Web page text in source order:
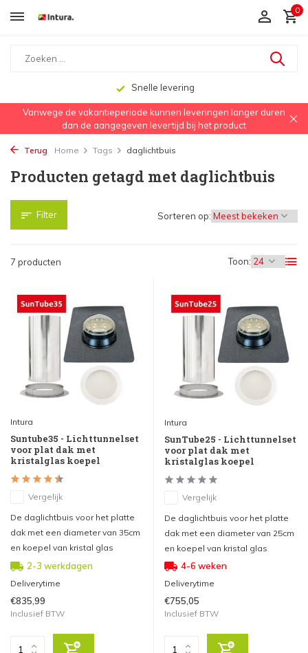
0
Snelle levering
Vanwege de vakantieperiode kunnen leveringen langer duren
dan de aangegeven levertijd bij het product
Terug Home Tags daglichtbuis
Producten getagd met daglichtbuis
Filter
7 producten Toon:
Sorteren op:
Intura
Suntube35 - Lichttunnelset
voor plat dak met
kristalglas koepel
Vergelijk
De daglichtbuis voor het platte
dak met een diameter van 35cm
en koepel van kristal glas
2-3 werkdagen
Deliverytime
€835,99
Inclusief BTW
Intura
SunTube25 - Lichttunnelset
voor plat dak met
kristalglas koepel
Vergelijk
De daglichtbuis voor het platte
dak met een diameter van 25cm
en koepel van kristal glas
4-6 weken
Deliverytime
€755,05
Inclusief BTW